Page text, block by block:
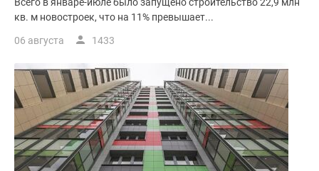
водоема
Коттеджные
ипотеку
Бизнес-
центры
Коттеджи
Скидки
кв. м новостроек, что на 11% превышает...
06 августа 1433